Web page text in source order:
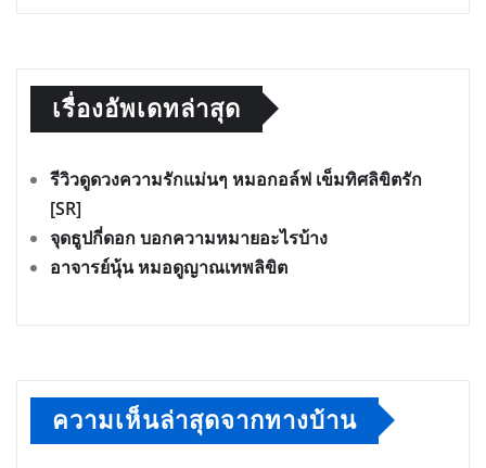
เรื่องอัพเดทล่าสุด
รีวิวดูดวงความรักแม่นๆ หมอกอล์ฟ เข็มทิศลิขิตรัก
[SR]
จุดธูปกี่ดอก บอกความหมายอะไรบ้าง
อาจารย์นุ้น หมอดูญาณเทพลิขิต
ความเห็นล่าสุดจากทางบ้าน